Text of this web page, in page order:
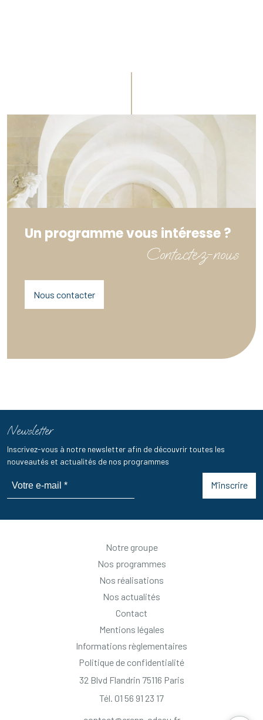
Un programme vous intéresse ?
Contactez-nous
Nous contacter
Newsletter
Inscrivez-vous à notre newsletter afin de découvrir toutes les
nouveautés et actualités de nos programmes
M’inscrire
Notre groupe
Nos programmes
Nos réalisations
Nos actualités
Contact
Mentions légales
Informations règlementaires
Politique de confidentialité
32 Blvd Flandrin 75116 Paris
Tél. 01 56 91 23 17